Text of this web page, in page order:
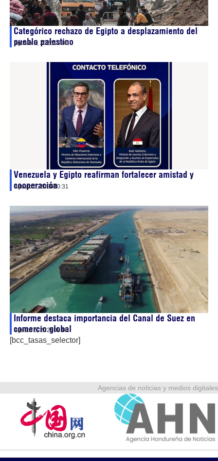
Categórico rechazo de Egipto a desplazamiento del
pueblo palestino
agosto 5, 202613:00
Venezuela y Egipto reafirman fortalecer amistad y
cooperación
agosto 5, 202610:31
Informe destaca importancia del Canal de Suez en
comercio global
agosto 5, 202609:00
[bcc_tasas_selector]
Agencias de noticias y medios digitales